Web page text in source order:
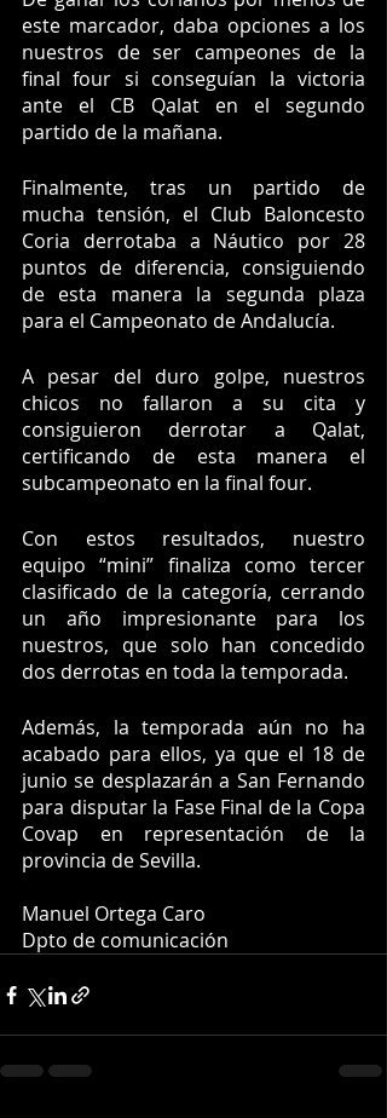
este marcador, daba opciones a los
nuestros de ser campeones de la
final four si conseguían la victoria
ante el CB Qalat en el segundo
partido de la mañana.
Finalmente, tras un partido de
mucha tensión, el Club Baloncesto
Coria derrotaba a Náutico por 28
puntos de diferencia, consiguiendo
de esta manera la segunda plaza
para el Campeonato de Andalucía.
A pesar del duro golpe, nuestros
chicos no fallaron a su cita y
consiguieron derrotar a Qalat,
certificando de esta manera el
subcampeonato en la final four.
Con estos resultados, nuestro
equipo “mini” finaliza como tercer
clasificado de la categoría, cerrando
un año impresionante para los
nuestros, que solo han concedido
dos derrotas en toda la temporada.
Además, la temporada aún no ha
acabado para ellos, ya que el 18 de
junio se desplazarán a San Fernando
para disputar la Fase Final de la Copa
Covap en representación de la
provincia de Sevilla.
Manuel Ortega Caro
Dpto de comunicación